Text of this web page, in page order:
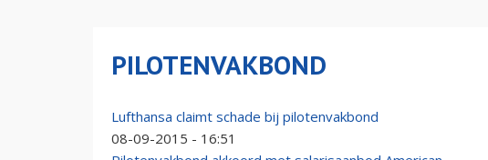
PILOTENVAKBOND
Lufthansa claimt schade bij pilotenvakbond
08-09-2015 - 16:51